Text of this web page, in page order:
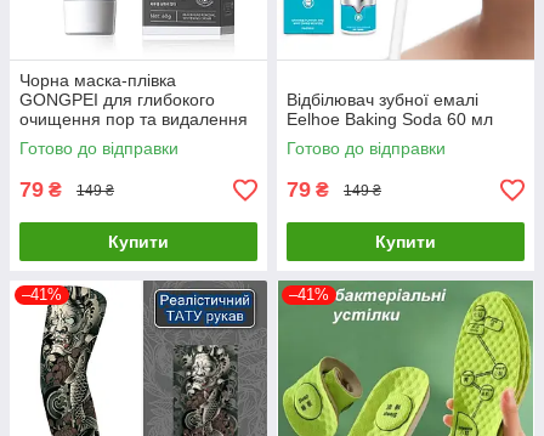
Чорна маска-плівка
GONGPEI для глибокого
очищення пор та видалення
чорних цяток, 60 г
Готово до відправки
79 ₴ 149 ₴
Купити
Відбілювач зубної емалі
Eelhoe Baking Soda 60 мл
Готово до відправки
79 ₴ 149 ₴
Купити
–41% –41%